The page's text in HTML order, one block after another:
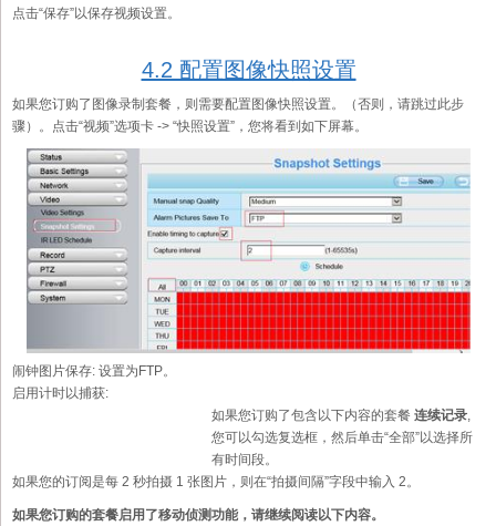
点击“保存”以保存视频设置。
4.2 配置图像快照设置
如果您订购了图像录制套餐，则需要配置图像快照设置。（否则，请跳过此步
骤）。点击“视频”选项卡 -> “快照设置”，您将看到如下屏幕。
闹钟图片保存: 设置为FTP。
启用计时以捕获:
如果您订购了包含以下内容的套餐 连续记录,
您可以勾选复选框，然后单击“全部”以选择所
有时间段。
如果您的订阅是每 2 秒拍摄 1 张图片，则在“拍摄间隔”字段中输入 2。
如果您订购的套餐启用了移动侦测功能，请继续阅读以下内容。